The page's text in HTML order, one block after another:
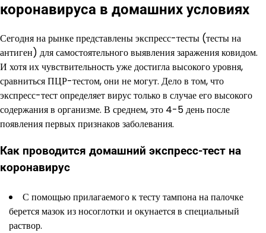
коронавируса в домашних условиях
Сегодня на рынке представлены экспресс-тесты (тесты на
антиген) для самостоятельного выявления заражения ковидом.
И хотя их чувствительность уже достигла высокого уровня,
сравниться ПЦР-тестом, они не могут. Дело в том, что
экспресс-тест определяет вирус только в случае его высокого
содержания в организме. В среднем, это 4-5 день после
появления первых признаков заболевания.
Как проводится домашний экспресс-тест на
коронавирус
С помощью прилагаемого к тесту тампона на палочке
берется мазок из носоглотки и окунается в специальный
раствор.